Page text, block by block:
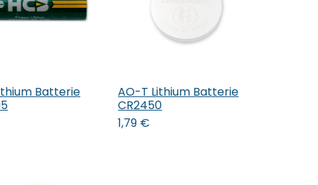
Warenkorb
Batterie
In den Warenkorb
AO-T Lithium Batterie
CR2450
1,79 €